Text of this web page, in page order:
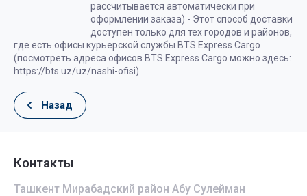
рассчитывается автоматически при
оформлении заказа) - Этот способ доставки
доступен только для тех городов и районов,
где есть офисы курьерской службы BTS Express Cargo
(посмотреть адреса офисов BTS Express Cargo можно здесь:
https://bts.uz/uz/nashi-ofisi)
Назад
Контакты
Ташкент Мирабадский район Абу Сулейман